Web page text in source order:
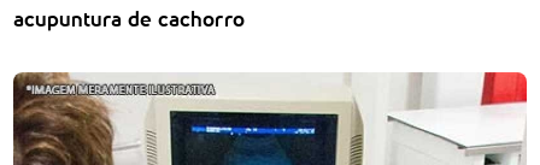
acupuntura de cachorro